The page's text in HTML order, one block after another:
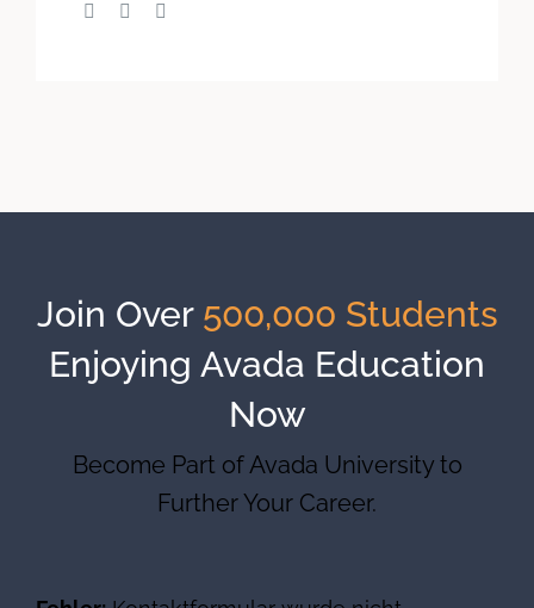
Join Over 500,000 Students
Enjoying Avada Education
Now
Become Part of Avada University to
Further Your Career.